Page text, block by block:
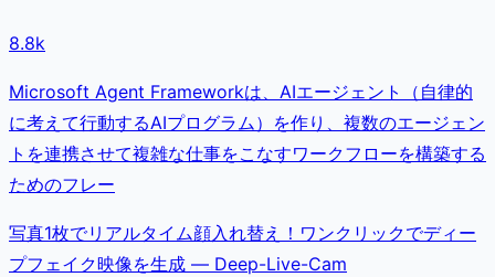
8.8k
Microsoft Agent Frameworkは、AIエージェント（自律的
に考えて行動するAIプログラム）を作り、複数のエージェン
トを連携させて複雑な仕事をこなすワークフローを構築する
ためのフレー
写真1枚でリアルタイム顔入れ替え！ワンクリックでディー
プフェイク映像を生成 — Deep-Live-Cam